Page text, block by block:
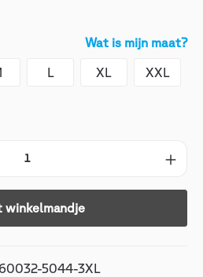
Wat is mijn maat?
L XL XXL
winkelmandje
5044-3XL